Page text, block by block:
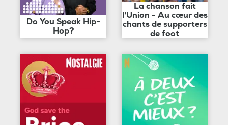
Do You Speak Hip-
Hop?
La chanson fait
l'Union - Au cœur des
chants de supporters
de foot